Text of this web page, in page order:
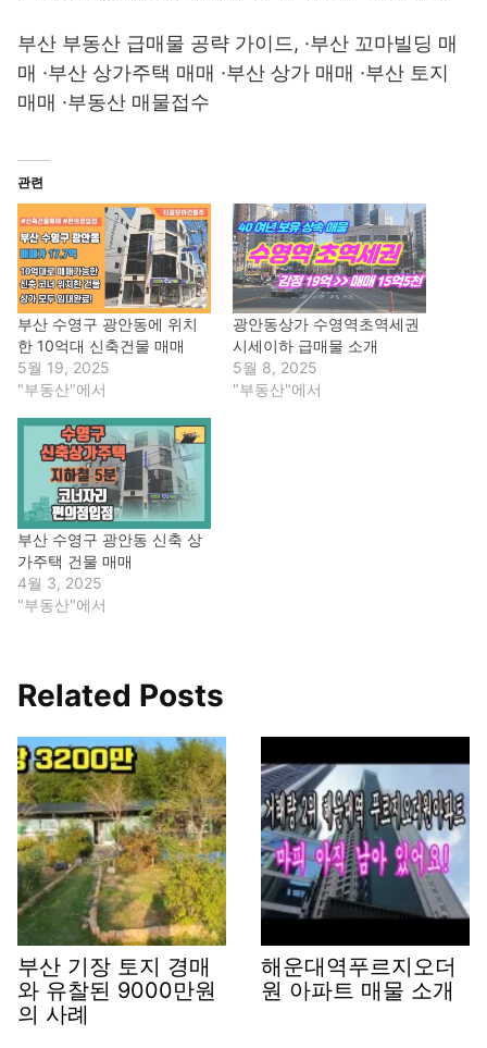
부산 부동산 급매물 공략 가이드, ·부산 꼬마빌딩 매
매 ·부산 상가주택 매매 ·부산 상가 매매 ·부산 토지
매매 ·부동산 매물접수
관련
부산 수영구 광안동에 위치
한 10억대 신축건물 매매
5월 19, 2025
"부동산"에서
광안동상가 수영역초역세권
시세이하 급매물 소개
5월 8, 2025
"부동산"에서
부산 수영구 광안동 신축 상
가주택 건물 매매
4월 3, 2025
"부동산"에서
Related Posts
부산 기장 토지 경매
와 유찰된 9000만원
의 사례
해운대역푸르지오더
원 아파트 매물 소개